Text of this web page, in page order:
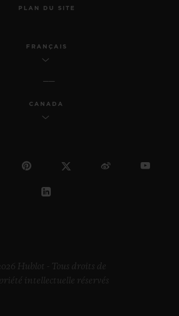
PLAN DU SITE
FRANÇAIS
CANADA
Hublot - Tous droits de
intellectuelle réservés